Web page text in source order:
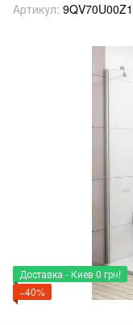
Артикул: 9QV70U00Z1
Доставка - Киев 0 грн!
−40%